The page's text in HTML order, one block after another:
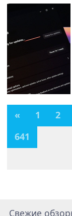
« 1 2
641
Свежие